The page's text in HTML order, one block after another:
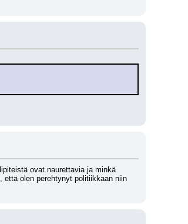
ovat naurettavia ja minkä
että olen perehtynyt politiikkaan niin